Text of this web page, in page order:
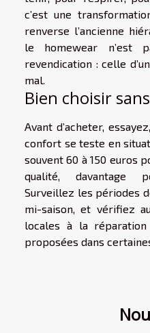
c’est une
renverse l’ancienne
le homewear n’est
revendication : celle
mal.
Bien choisir
Avant d’acheter,
confort se teste en
souvent 60 à 150 euros
qualité, davantage
Surveillez les périodes
mi-saison, et vérifiez
locales à la
proposées dans